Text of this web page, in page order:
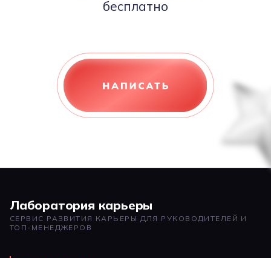
бесплатно
Лаборатория карьеры
СЕРВИС РАЗВИТИЯ КАРЬЕРЫ ДЛЯ РУКОВОДИТЕЛЕЙ И
ТОП-МЕНЕДЖЕРОВ